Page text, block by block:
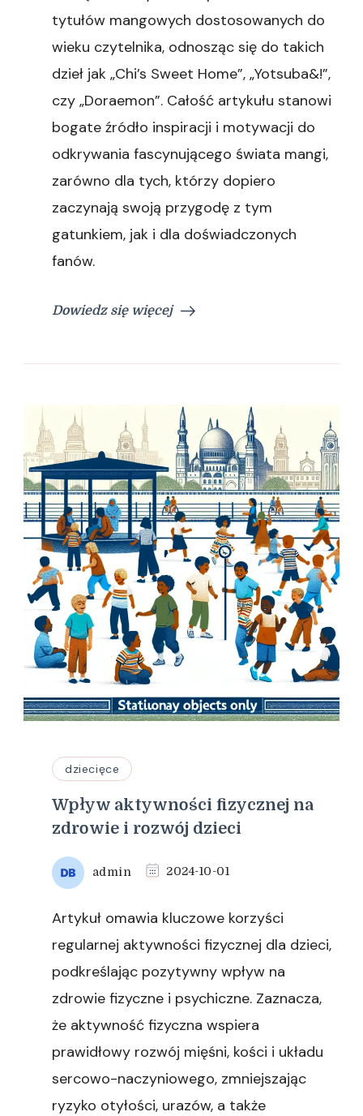
tytułów mangowych dostosowanych do
wieku czytelnika, odnosząc się do takich
dzieł jak „Chi’s Sweet Home”, „Yotsuba&!”,
czy „Doraemon”. Całość artykułu stanowi
bogate źródło inspiracji i motywacji do
odkrywania fascynującego świata mangi,
zarówno dla tych, którzy dopiero
zaczynają swoją przygodę z tym
gatunkiem, jak i dla doświadczonych
fanów.
Dowiedz się więcej
dziecięce
Wpływ aktywności fizycznej na
zdrowie i rozwój dzieci
admin 2024-10-01
Artykuł omawia kluczowe korzyści
regularnej aktywności fizycznej dla dzieci,
podkreślając pozytywny wpływ na
zdrowie fizyczne i psychiczne. Zaznacza,
że aktywność fizyczna wspiera
prawidłowy rozwój mięśni, kości i układu
sercowo-naczyniowego, zmniejszając
ryzyko otyłości, urazów, a także